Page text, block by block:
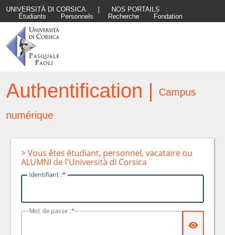
UNIVERSITÀ DI CORSICA
NOS PORTAILS :
Étudiants
Personnels Recherche Fondation
Authentification | Campus
numérique
> Vous êtes étudiant, personnel, vacataire ou
ALUMNI de l'Università di Corsica
Identifiant :
Mot de passe :